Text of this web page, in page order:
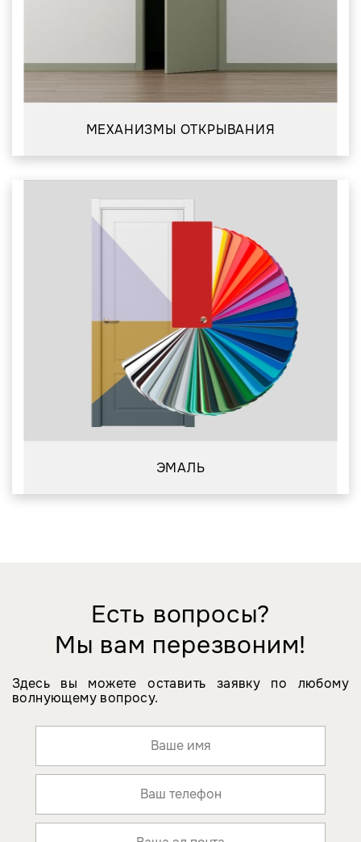
МЕХАНИЗМЫ ОТКРЫВАНИЯ
ЭМАЛЬ
Есть вопросы?
Мы вам перезвоним!
Здесь вы можете оставить заявку по любому
волнующему вопросу.